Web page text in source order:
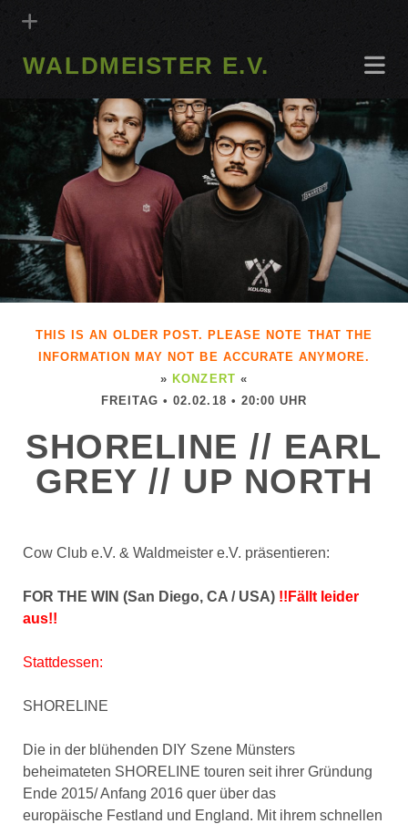
WALDMEISTER E.V.
THIS IS AN OLDER POST. PLEASE NOTE THAT THE
INFORMATION MAY NOT BE ACCURATE ANYMORE.
» KONZERT «
FREITAG • 02.02.18 • 20:00 UHR
SHORELINE // EARL
GREY // UP NORTH
Cow Club e.V. & Waldmeister e.V. präsentieren:
FOR THE WIN (San Diego, CA / USA) !!Fällt leider
aus!!
Stattdessen:
SHORELINE
Die in der blühenden DIY Szene Münsters
beheimateten SHORELINE touren seit ihrer Gründung
Ende 2015/ Anfang 2016 quer über das
europäische Festland und England. Mit ihrem schnellen